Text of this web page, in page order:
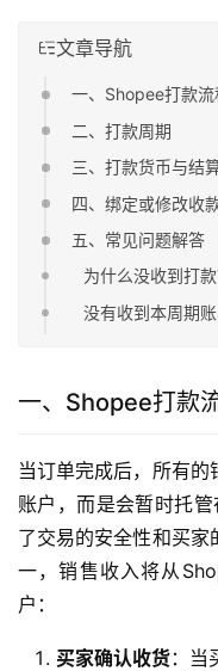
文章导航
一、Shopee打款流
二、打款周期
三、打款货币与结
四、绑定或修改收
五、常见问题解答
为什么没收到打款
没有收到本周期
一、Shopee打款
当订单完成后，所有
账户，而是会暂时托
了交易的安全性和买家
一，销售收入将从
户：
买家确认收货：当